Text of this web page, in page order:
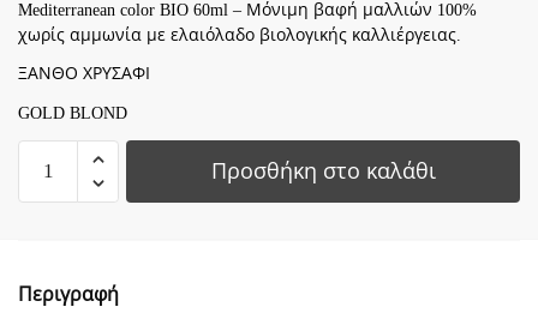
Mediterranean color BIO 60ml – Μόνιμη βαφή μαλλιών 100%
χωρίς αμμωνία με ελαιόλαδο βιολογικής καλλιέργειας.
ΞΑΝΘΟ ΧΡΥΣΑΦΙ
GOLD BLOND
Mediterranean
color
7/3
Προσθήκη στο καλάθι
Περιγραφή